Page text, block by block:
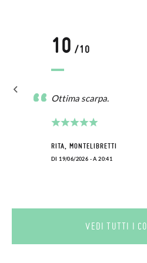
10 /10
Ottima scarpa.
RITA, MONTELIBRETTI
DI 19/06/2026 - A 20:41
VEDI TUTTI I